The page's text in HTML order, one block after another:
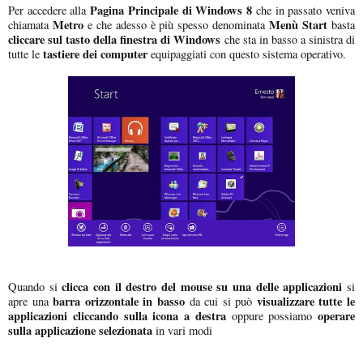
Per accedere allaPagina Principale di Windows 8 che in passato veniva
chiamataMetroe che adesso è più spesso denominataMenù Start basta
cliccare sul tasto della finestra di Windows che sta in basso a sinistra di
tutte le tastiere dei computerequipaggiati con questo sistema operativo.
Quando siclicca con il destro del mouse su una delle applicazioni si
apre unabarra orizzontale in bassoda cui si può visualizzare tutte le
applicazioni cliccando sulla icona a destraoppure possiamo operare
sulla applicazione selezionata in vari modi